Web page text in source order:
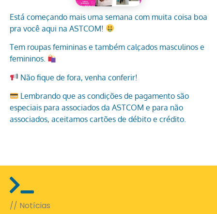
Está começando mais uma semana com muita coisa boa
pra você aqui na ASTCOM!
Tem roupas femininas e também calçados masculinos e
femininos.
Não fique de fora, venha conferir!
Lembrando que as condições de pagamento são
especiais para associados da ASTCOM e para não
associados, aceitamos cartões de débito e crédito.
// Notícias